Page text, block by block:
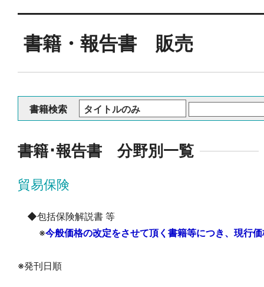
書籍・報告書 販売
書籍検索
書籍･報告書 分野別一覧
貿易保険
◆包括保険解説書 等
※今般価格の改定をさせて頂く書籍等につき、現行
※発刊日順